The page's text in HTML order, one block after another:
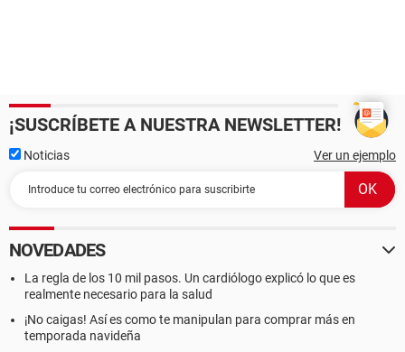
¡SUSCRÍBETE A NUESTRA NEWSLETTER!
Noticias Ver un ejemplo
NOVEDADES
La regla de los 10 mil pasos. Un cardiólogo explicó lo que es
realmente necesario para la salud
¡No caigas! Así es como te manipulan para comprar más en
temporada navideña